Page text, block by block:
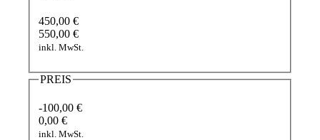
450,00 €
550,00 €
inkl. MwSt.
PREIS
-100,00 €
0,00 €
inkl. MwSt.